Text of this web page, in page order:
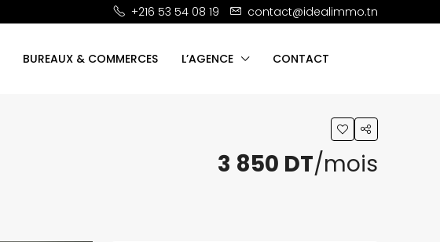
+216 53 54 08 19 contact@idealimmo.tn
BUREAUX & COMMERCES L’AGENCE CONTACT
3 850 DT/mois